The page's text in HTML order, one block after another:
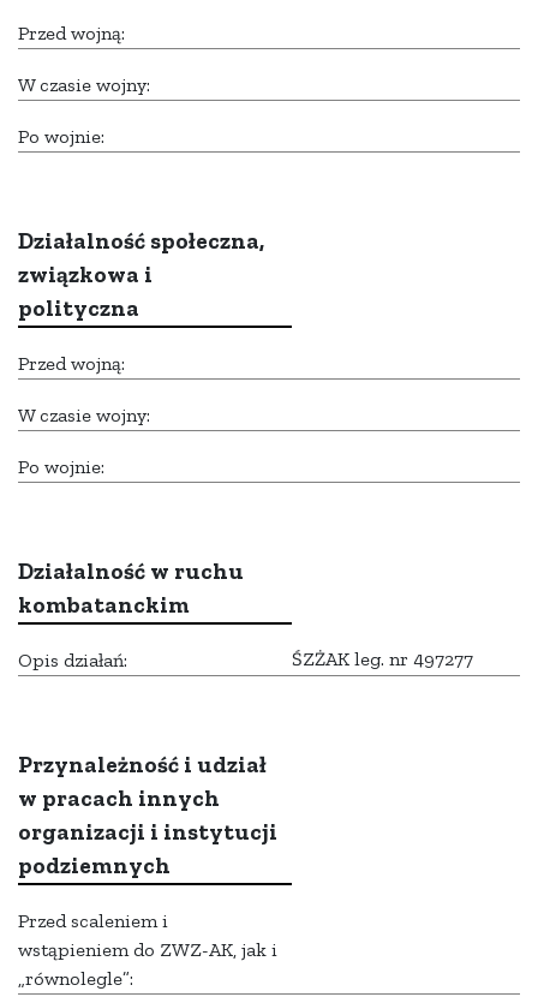
Przed wojną:
W czasie wojny:
Po wojnie:
Działalność społeczna,
związkowa i
polityczna
Przed wojną:
W czasie wojny:
Po wojnie:
Działalność w ruchu
kombatanckim
Opis działań: ŚZŻAK leg. nr 497277
Przynależność i udział
w pracach innych
organizacji i instytucji
podziemnych
Przed scaleniem i
wstąpieniem do ZWZ-AK, jak i
„równolegle”: